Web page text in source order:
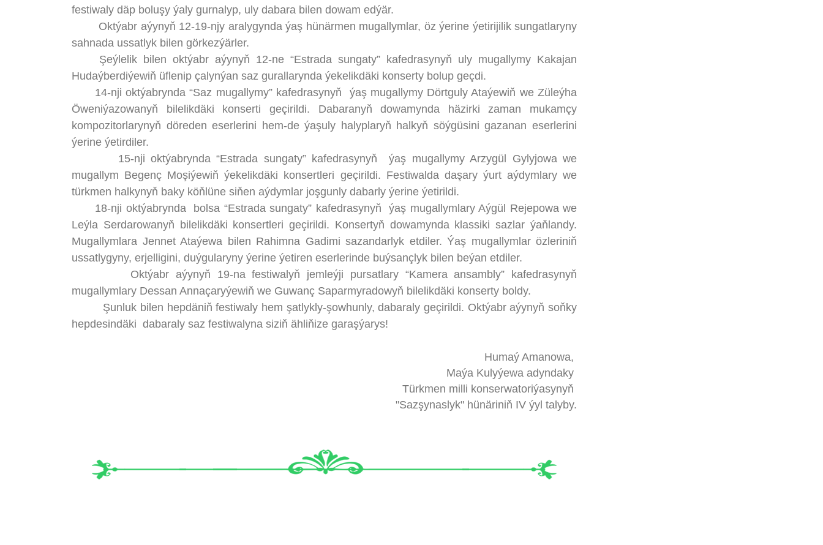
festiwaly däp boluşy ýaly gurnalyp, uly dabara bilen dowam edýär.
Oktýabr aýynyň 12-19-njy aralygynda ýaş hünärmen mugallymlar, öz ýerine ýetirijilik sungatlaryny
sahnada ussatlyk bilen görkezýärler.
Şeýlelik bilen oktýabr aýynyň 12-ne “Estrada sungaty” kafedrasynyň uly mugallymy Kakajan
Hudaýberdiýewiň üflenip çalynýan saz gurallarynda ýekelikdäki konserty bolup geçdi.
14-nji oktýabrynda “Saz mugallymy” kafedrasynyň ýaş mugallymy Dörtguly Ataýewiň we Züleýha
Öweniýazowanyň bilelikdäki konserti geçirildi. Dabaranyň dowamynda häzirki zaman mukamçy
kompozitorlarynyň döreden eserlerini hem-de ýaşuly halyplaryň halkyň söýgüsini gazanan eserlerini
ýerine ýetirdiler.
15-nji oktýabrynda “Estrada sungaty” kafedrasynyň ýaş mugallymy Arzygül Gylyjowa we
mugallym Begenç Moşiýewiň ýekelikdäki konsertleri geçirildi. Festiwalda daşary ýurt aýdymlary we
türkmen halkynyň baky köňlüne siňen aýdymlar joşgunly dabarly ýerine ýetirildi.
18-nji oktýabrynda bolsa “Estrada sungaty” kafedrasynyň ýaş mugallymlary Aýgül Rejepowa we
Leýla Serdarowanyň bilelikdäki konsertleri geçirildi. Konsertyň dowamynda klassiki sazlar ýaňlandy.
Mugallymlara Jennet Ataýewa bilen Rahimna Gadimi sazandarlyk etdiler. Ýaş mugallymlar özleriniň
ussatlygyny, erjelligini, duýgularyny ýerine ýetiren eserlerinde buýsançlyk bilen beýan etdiler.
Oktýabr aýynyň 19-na festiwalyň jemleýji pursatlary “Kamera ansambly” kafedrasynyň
mugallymlary Dessan Annaçaryýewiň we Guwanç Saparmyradowyň bilelikdäki konserty boldy.
Şunluk bilen hepdäniň festiwaly hem şatlykly-şowhunly, dabaraly geçirildi. Oktýabr aýynyň soňky
hepdesindäki dabaraly saz festiwalyna siziň ähliňize garaşýarys!
Humaý Amanowa,
Maýa Kulyýewa adyndaky
Türkmen milli konserwatoriýasynyň
"Sazşynaslyk" hünäriniň IV ýyl talyby.